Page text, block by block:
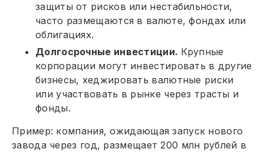
защиты от рисков или нестабильности,
часто размещаются в валюте, фондах или
облигациях.
Долгосрочные инвестиции. Крупные
корпорации могут инвестировать в другие
бизнесы, хеджировать валютные риски
или участвовать в рынке через трасты и
фонды.
Пример: компания, ожидающая запуск нового
завода через год, размещает 200 млн рублей в